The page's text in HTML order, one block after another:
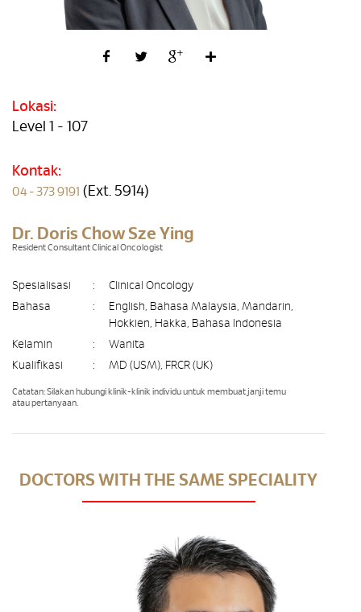
Lokasi:
Level 1 - 107
Kontak:
04 - 373 9191 (Ext. 5914)
Dr. Doris Chow Sze Ying
Resident Consultant Clinical Oncologist
Spesialisasi :
Clinical Oncology
Bahasa
:
English, Bahasa Malaysia, Mandarin,
Hokkien, Hakka, Bahasa Indonesia
Kelamin
:
Wanita
Kualifikasi
: MD (USM), FRCR (UK)
Catatan: Silakan hubungi klinik-klinik individu untuk membuat janji temu
atau pertanyaan.
DOCTORS WITH THE SAME SPECIALITY